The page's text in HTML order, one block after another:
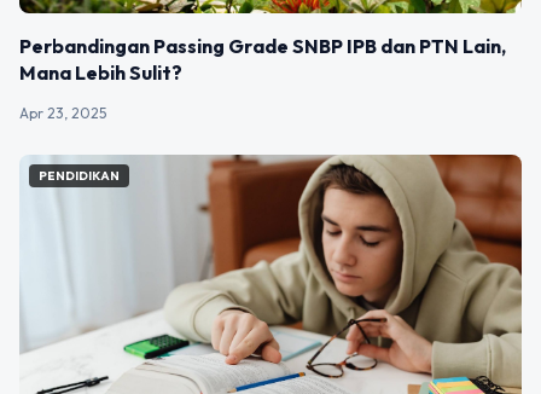
Perbandingan Passing Grade SNBP IPB dan PTN Lain,
Mana Lebih Sulit?
Apr 23, 2025
PENDIDIKAN